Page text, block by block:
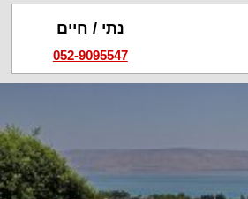
נתי / חיים
052-9095547